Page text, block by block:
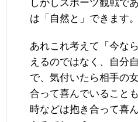
しかしスポーツ観戦で
は「自然と」できます。
あれこれ考えて「今な
えるのではなく、自分
で、気付いたら相手の
合って喜んでいること
時などは抱き合って喜